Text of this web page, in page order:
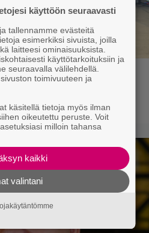
konsertti esitetään
käyttöön seuraavasti
tallennamme evästeitä
esimerkiksi sivuista, joilla
laitteesi ominaisuuksista.
käyttötarkoituksiin ja
seuraavalla välilehdellä.
toimivuuteen ja
käsitellä tietoja myös ilman
oikeutettu peruste. Voit
milloin tahansa
kaikki
valintani